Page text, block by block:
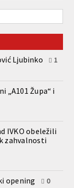
Ljubinko
1
„A101 Župa“ i
IVKO obeležili
zahvalnosti
opening 0